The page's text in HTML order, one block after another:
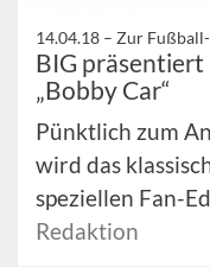
14.04.18 – Zur
BIG
„Bobby Car“
Pünktlich zum
wird das
speziellen Fan-
Redaktion